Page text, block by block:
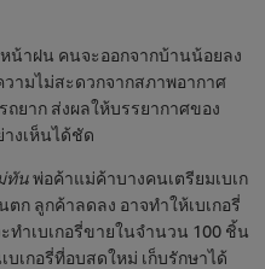
น้าฝน คนจะออกจากบ้านน้อยลง
ามไม่สะดวกจากสภาพอากาศ
ยาก ส่งผลให้บรรยากาศของ
งเห็นได้ชัด
ทันพ่อค้าแม่ค้าบางคนเตรียมเบเก
ก ลูกค้าลดลง อาจทำให้เบเกอรี่
ทำเบเกอรี่ขายในจำนวน 100 ชิ้น
เกอรี่ที่อบสดใหม่ เก็บรักษาได้